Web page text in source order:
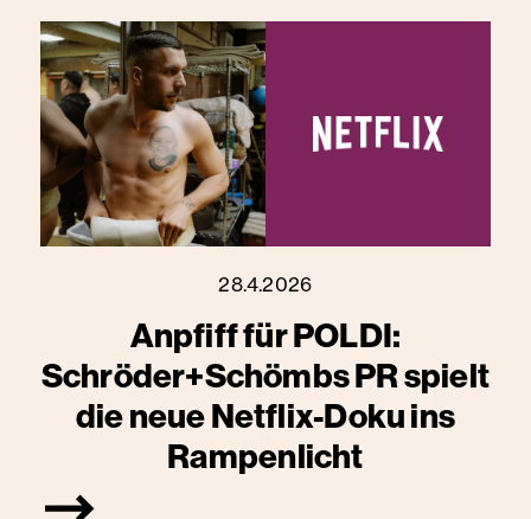
28.4.2026
Anpfiff für POLDI:
Schröder+Schömbs PR spielt
die neue Netflix-Doku ins
Rampenlicht